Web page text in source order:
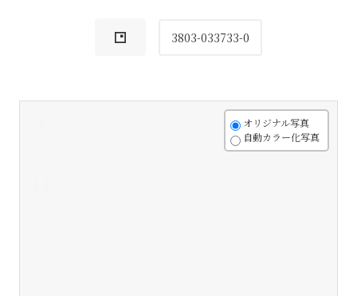
3803-033733-0
オリジナル写真
自動カラー化写真